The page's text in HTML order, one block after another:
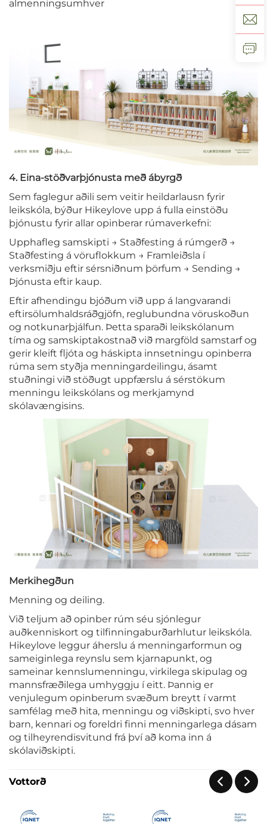
almenningsumhver
4. Eina-stöðvarþjónusta með ábyrgð
Sem faglegur aðili sem veitir heildarlausn fyrir
leikskóla, býður Hikeylove upp á fulla einstöðu
þjónustu fyrir allar opinberar rúmaverkefni:
Upphafleg samskipti → Staðfesting á rúmgerð →
Staðfesting á vöruflokkum → Framleiðsla í
verksmiðju eftir sérsniðnum þörfum → Sending →
Þjónusta eftir kaup.
Eftir afhendingu bjóðum við upp á langvarandi
eftirsölumhaldsráðgjöfn, reglubundna vöruskoðun
og notkunarþjálfun. Þetta sparaði leikskólanum
tíma og samskiptakostnað við margföld samstarf og
gerir kleift fljóta og háskipta innsetningu opinberra
rúma sem styðja menningardeilingu, ásamt
stuðningi við stöðugt uppfærslu á sérstökum
menningu leikskólans og merkjamynd
skólavængisins.
Merkihegðun
Menning og deiling.
Við teljum að opinber rúm séu sjónlegur
auðkenniskort og tilfinningaburðarhlutur leikskóla.
Hikeylove leggur áherslu á menningarformun og
sameiginlega reynslu sem kjarnapunkt, og
sameinar kennslumenningu, virkilega skipulag og
mannsfræðilega umhyggju í eitt. Þannig er
venjulegum opinberum svæðum breytt í varmt
samfélag með hita, menningu og viðskipti, svo hver
barn, kennari og foreldri finni menningarlega dásam
og tilheyrendisvitund frá því að koma inn á
skólaviðskipti.
Vottorð